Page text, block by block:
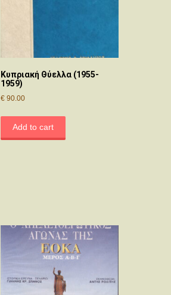
Κυπριακή Θύελλα (1955-
1959)
€ 90.00
Add to cart